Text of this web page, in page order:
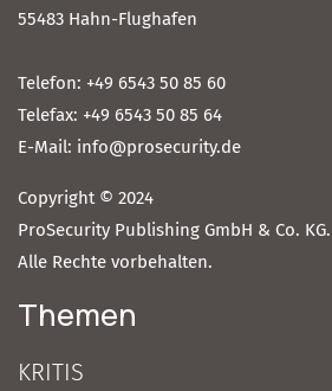
55483 Hahn-Flughafen
Telefon: +49 6543 50 85 60
Telefax: +49 6543 50 85 64
E-Mail: info@prosecurity.de
Copyright © 2024
ProSecurity Publishing GmbH & Co. KG.
Alle Rechte vorbehalten.
Themen
KRITIS